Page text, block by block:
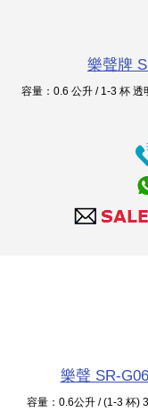
樂聲牌
容量：0.6 公升 / 1-3 杯
樂聲 SR-
容量：0.6公升 / (1-3 杯)